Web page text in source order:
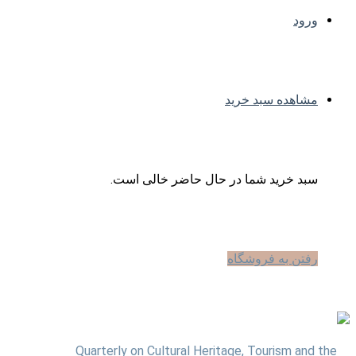
ورود
مشاهده سبد خرید
سبد خرید شما در حال حاضر خالی است.
رفتن به فروشگاه